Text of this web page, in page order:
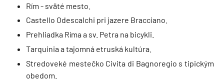
Rím - sväté mesto.
Castello Odescalchi pri jazere Bracciano.
Prehliadka Ríma a sv. Petra na bicykli.
Tarquinia a tajomná etruská kultúra.
Stredoveké mestečko Civita di Bagnoregio s tipickým
obedom.